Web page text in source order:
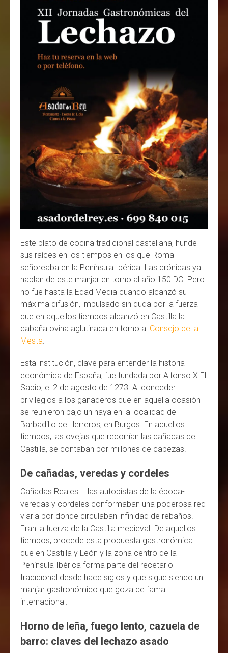
Este plato de cocina tradicional castellana, hunde
sus raíces en los tiempos en los que Roma
señoreaba en la Península Ibérica. Las crónicas ya
hablan de este manjar en torno al año 150 DC. Pero
no fue hasta la Edad Media cuando alcanzó su
máxima difusión, impulsado sin duda por la fuerza
que en aquellos tiempos alcanzó en Castilla la
cabaña ovina aglutinada en torno al Consejo de la
Mesta.
Esta institución, clave para entender la historia
económica de España, fue fundada por Alfonso X El
Sabio, el 2 de agosto de 1273. Al conceder
privilegios a los ganaderos que en aquella ocasión
se reunieron bajo un haya en la localidad de
Barbadillo de Herreros, en Burgos. En aquellos
tiempos, las ovejas que recorrían las cañadas de
Castilla, se contaban por millones de cabezas.
De cañadas, veredas y cordeles
Cañadas Reales – las autopistas de la época-
veredas y cordeles conformaban una poderosa red
viaria por donde circulaban infinidad de rebaños.
Eran la fuerza de la Castilla medieval. De aquellos
tiempos, procede esta propuesta gastronómica
que en Castilla y León y la zona centro de la
Península Ibérica forma parte del recetario
tradicional desde hace siglos y que sigue siendo un
manjar gastronómico que goza de fama
internacional.
Horno de leña, fuego lento, cazuela de
barro: claves del lechazo asado